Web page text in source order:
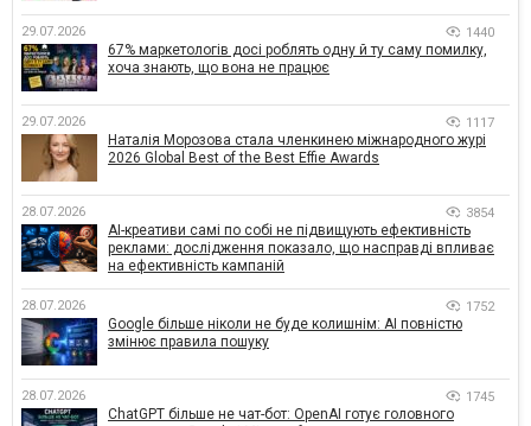
29.07.2026 1440
67% маркетологів досі роблять одну й ту саму помилку,
хоча знають, що вона не працює
29.07.2026 1117
Наталія Морозова стала членкинею міжнародного журі
2026 Global Best of the Best Effie Awards
28.07.2026 3854
AI-креативи самі по собі не підвищують ефективність
реклами: дослідження показало, що насправді впливає
на ефективність кампаній
28.07.2026 1752
Google більше ніколи не буде колишнім: AI повністю
змінює правила пошуку
28.07.2026 1745
ChatGPT більше не чат-бот: OpenAI готує головного